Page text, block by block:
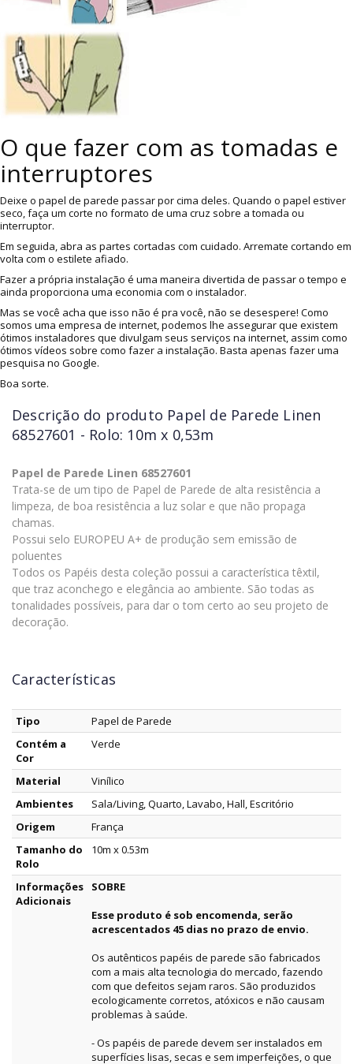
O que fazer com as tomadas e
interruptores
Deixe o papel de parede passar por cima deles. Quando o papel estiver
seco, faça um corte no formato de uma cruz sobre a tomada ou
interruptor.
Em seguida, abra as partes cortadas com cuidado. Arremate cortando em
volta com o estilete afiado.
Fazer a própria instalação é uma maneira divertida de passar o tempo e
ainda proporciona uma economia com o instalador.
Mas se você acha que isso não é pra você, não se desespere! Como
somos uma empresa de internet, podemos lhe assegurar que existem
ótimos instaladores que divulgam seus serviços na internet, assim como
ótimos vídeos sobre como fazer a instalação. Basta apenas fazer uma
pesquisa no Google.
Boa sorte.
Descrição do produto Papel de Parede Linen
68527601 - Rolo: 10m x 0,53m
Papel de Parede Linen 68527601
Trata-se de um tipo de Papel de Parede de alta resistência a
limpeza, de boa resistência a luz solar e que não propaga
chamas.
Possui selo EUROPEU A+ de produção sem emissão de
poluentes
Todos os Papéis desta coleção possui a característica têxtil,
que traz aconchego e elegância ao ambiente. São todas as
tonalidades possíveis, para dar o tom certo ao seu projeto de
decoração.
Características
Tipo
Papel de Parede
Contém a
Cor
Verde
Material
Vinílico
Ambientes
Sala/Living, Quarto, Lavabo, Hall, Escritório
Origem
França
Tamanho do
Rolo
10m x 0.53m
Informações
Adicionais
SOBRE
Esse produto é sob encomenda, serão
acrescentados 45 dias no prazo de envio.
Os autênticos papéis de parede são fabricados
com a mais alta tecnologia do mercado, fazendo
com que defeitos sejam raros. São produzidos
ecologicamente corretos, atóxicos e não causam
problemas à saúde.
- Os papéis de parede devem ser instalados em
superfícies lisas, secas e sem imperfeições, o que